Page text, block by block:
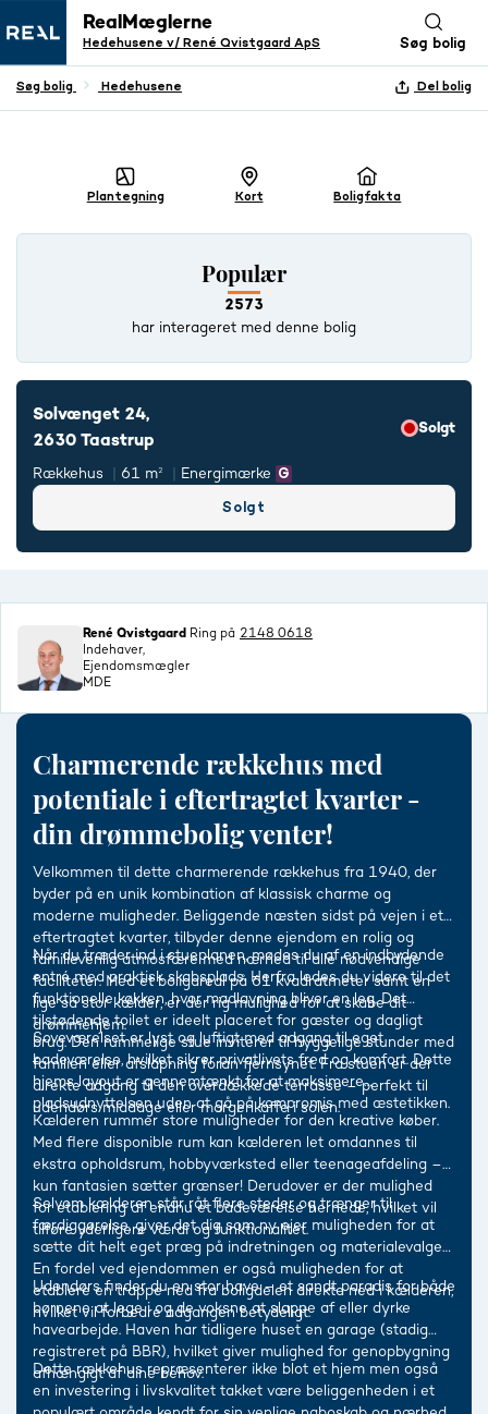
RealMæglerne
Hedehusene v/ René Qvistgaard ApS Søg bolig
Søg bolig Hedehusene Del bolig
+ 24 BILLEDER
Boligfakta
Plantegning Kort
Populær
2573
har interageret med denne bolig
Solvænget 24,
2630 Taastrup
Solgt
Rækkehus 61 m² Energimærke
Solgt
René Qvistgaard
Indehaver,
Ejendomsmægler
MDE
Ring på 2148 0618
Charmerende rækkehus med
potentiale i eftertragtet kvarter -
din drømmebolig venter!
Velkommen til dette charmerende rækkehus fra 1940, der
byder på en unik kombination af klassisk charme og
moderne muligheder. Beliggende næsten sidst på vejen i et
eftertragtet kvarter, tilbyder denne ejendom en rolig og
familievenlig atmosfære med nærhed til alle nødvendige
faciliteter. Med et boligareal på 61 kvadratmeter samt en
lige så stor kælder, er der rig mulighed for at skabe dit
drømmehjem.
Når du træder ind i stueplanen, mødes du af en indbydende
entré med praktisk skabsplads. Herfra ledes du videre til det
funktionelle køkken, hvor madlavning bliver en leg. Det
tilstødende toilet er ideelt placeret for gæster og dagligt
brug. Den rummelige stue inviterer til hyggelige stunder med
familien eller afslapning foran fjernsynet. Fra stuen er der
direkte adgang til den overdækkede terrasse – perfekt til
udendørs middage eller morgenkaffe i solen.
Soveværelset er lyst og luftigt med adgang til eget
badeværelse, hvilket sikrer privatlivets fred og komfort. Dette
hjems layout er gennemtænkt for at maksimere
pladsudnyttelsen uden at gå på kompromis med æstetikken.
Kælderen rummer store muligheder for den kreative køber.
Med flere disponible rum kan kælderen let omdannes til
ekstra opholdsrum, hobbyværksted eller teenageafdeling –
kun fantasien sætter grænser! Derudover er der mulighed
for etablering af endnu et badeværelse hernede, hvilket vil
tilføre yderligere værdi og funktionalitet.
Selvom kælderen står råt flere steder og trænger til
færdiggørelse, giver det dig som ny ejer muligheden for at
sætte dit helt eget præg på indretningen og materialevalget.
En fordel ved ejendommen er også muligheden for at
etablere en trappe ned fra boligdelen direkte ned i kælderen,
hvilket vil forbedre adgangen betydeligt.
Udendørs finder du en stor have – et sandt paradis for både
børnene at lege i og de voksne at slappe af eller dyrke
havearbejde. Haven har tidligere huset en garage (stadig
registreret på BBR), hvilket giver mulighed for genopbygning
afhængigt af dine behov.
Dette rækkehus repræsenterer ikke blot et hjem men også
en investering i livskvalitet takket være beliggenheden i et